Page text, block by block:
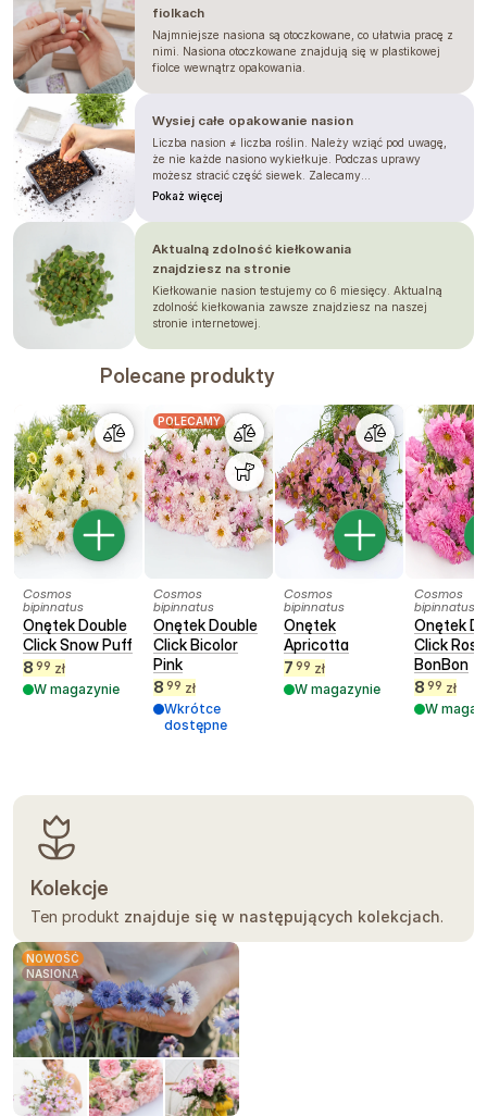
větru a dešti nepolámaly.
Krásenky milují slunce a propustnou,
hlinitou půdu. Vysazujte je do sponu
20–30 cm
abyste zajistili proudění vzduchu a
předešli padlí, na které mohou být
náchylné. Květy sklízejte, když jsou
částečně otevřené, ale střed je ještě
pevný. Pravidelný řez navíc stimuluje
rostlinu k tvorbě nových poupat až do
září. Květy jsoujedlé, takže jimi můžete
ozdobit letní saláty nebo dezerty, a
navíc do zahrady přilákají spoustu včel
a dalších opylovačů.
Podane informacje opierają się na naszym
doświadczeniu, prosimy traktować je jedynie jako
przesadzania, a także warunków panujących w
szklarni. Zawsze zalecamy przetestowanie, jak
roślina radzi sobie w Twoich warunkach. Prosimy nie
traktować tego jako gwarancji.
fiolkach
Najmniejsze nasiona są otoczkowane, co ułatwia pracę z
nimi. Nasiona otoczkowane znajdują się w plastikowej
fiolce wewnątrz opakowania.
Wysiej całe opakowanie nasion
Liczba nasion ≠ liczba roślin. Należy wziąć pod uwagę,
że nie każde nasiono wykiełkuje. Podczas uprawy
możesz stracić część siewek. Zalecamy...
Pokaż więcej
Aktualną zdolność kiełkowania
znajdziesz na stronie
Kiełkowanie nasion testujemy co 6 miesięcy. Aktualną
zdolność kiełkowania zawsze znajdziesz na naszej
stronie internetowej.
Polecane produkty
Cosmos
bipinnatus
Onętek Double
Click Snow Puff
8 99 zł
W magazynie
POLECAMY
Cosmos
bipinnatus
Onętek Double
Click Bicolor
Pink
8 99 zł
Wkrótce
dostępne
Cosmos
bipinnatus
Onętek
Apricotta
7 99 zł
W magazynie
Cosmos
bipinnatus
Onętek
Click Rose
BonBon
8 99 zł
W
Kolekcje
Ten produkt znajduje się w następujących kolekcjach.
NOWOŚĆ
NASIONA